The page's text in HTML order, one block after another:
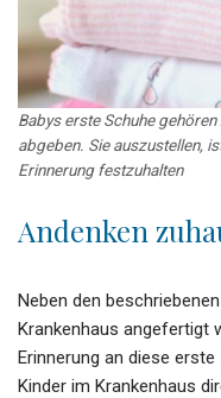
Babys erste Schuhe
abgeben. Sie auszustellen,
Erinnerung festzuhalten
Andenken
Neben den
Krankenhaus angefertigt
Erinnerung an diese
Kinder im Krankenhaus